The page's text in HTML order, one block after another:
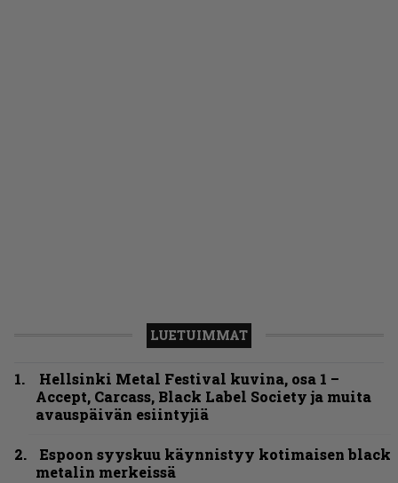
LUETUIMMAT
Hellsinki Metal Festival kuvina, osa 1 –
Accept, Carcass, Black Label Society ja muita
avauspäivän esiintyjiä
Espoon syyskuu käynnistyy kotimaisen black
metalin merkeissä